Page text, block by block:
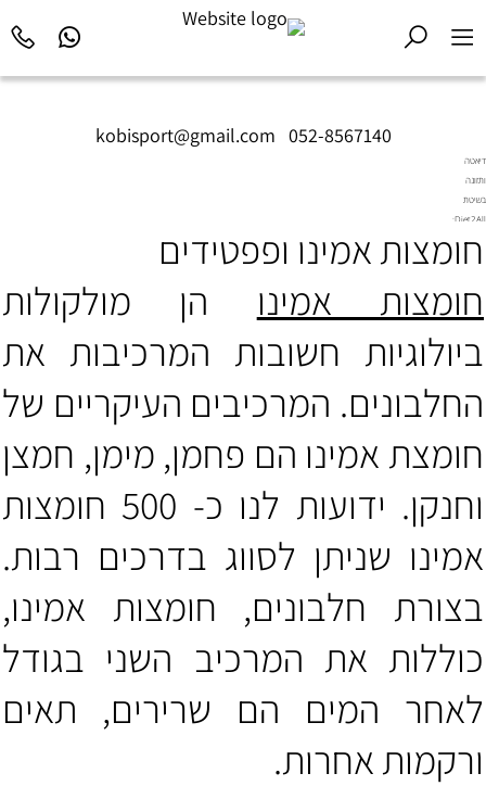
kobisport@gmail.com 052-8567140
דיאטה
ותזונה
בשיטת
Diet2All:
המושלם.
חומצות אמינו ופפטידים
חומצות אמינו הן מולקולות
ביולוגיות חשובות המרכיבות את
החלבונים. המרכיבים העיקריים של
חומצת אמינו הם פחמן, מימן, חמצן
וחנקן. ידועות לנו כ- 500 חומצות
אמינו שניתן לסווג בדרכים רבות.
בצורת חלבונים, חומצות אמינו,
כוללות את המרכיב השני בגודל
לאחר המים הם שרירים, תאים
ורקמות אחרות.